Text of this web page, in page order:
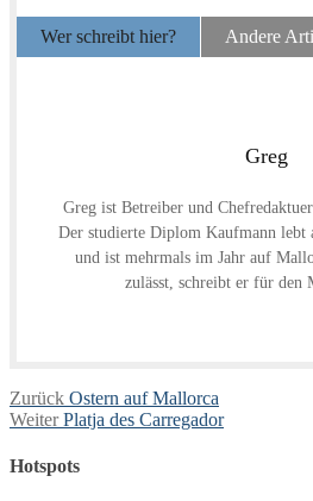
Wer schreibt hier? Andere
Greg
Greg ist Betreiber und
Der studierte Diplom Kaufmann lebt
und ist mehrmals im Jahr auf
zulässt, schreibt er für den
Beitragsnavigation
Zurück Vorheriger
Beitrag:
Ostern auf Mallorca
Weiter Nächster
Platja des Carregador
Hotspots